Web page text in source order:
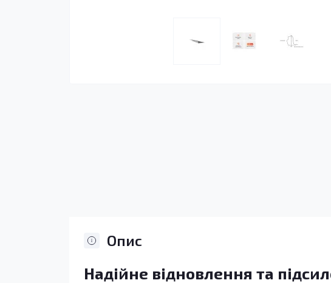
Опис
Надійне відновлення та